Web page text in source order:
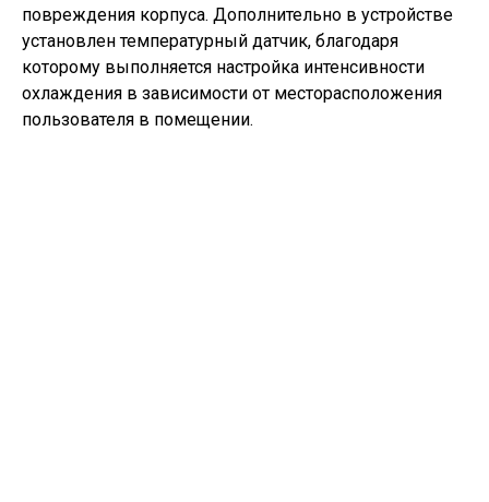
повреждения корпуса. Дополнительно в устройстве
установлен температурный датчик, благодаря
которому выполняется настройка интенсивности
охлаждения в зависимости от месторасположения
пользователя в помещении.